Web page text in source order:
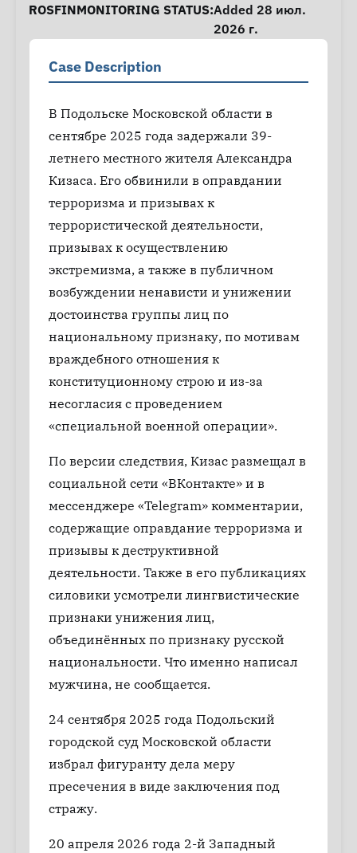
ROSFINMONITORING STATUS:Added 28 июл.
2026 г.
Case Description
В Подольске Московской области в
сентябре 2025 года задержали 39-
летнего местного жителя Александра
Кизаса. Его обвинили в оправдании
терроризма и призывах к
террористической деятельности,
призывах к осуществлению
экстремизма, а также в публичном
возбуждении ненависти и унижении
достоинства группы лиц по
национальному признаку, по мотивам
враждебного отношения к
конституционному строю и из-за
несогласия с проведением
«специальной военной операции».
По версии следствия, Кизас размещал в
социальной сети «ВКонтакте» и в
мессенджере «Telegram» комментарии,
содержащие оправдание терроризма и
призывы к деструктивной
деятельности. Также в его публикациях
силовики усмотрели лингвистические
признаки унижения лиц,
объединённых по признаку русской
национальности. Что именно написал
мужчина, не сообщается.
24 сентября 2025 года Подольский
городской суд Московской области
избрал фигуранту дела меру
пресечения в виде заключения под
стражу.
20 апреля 2026 года 2-й Западный